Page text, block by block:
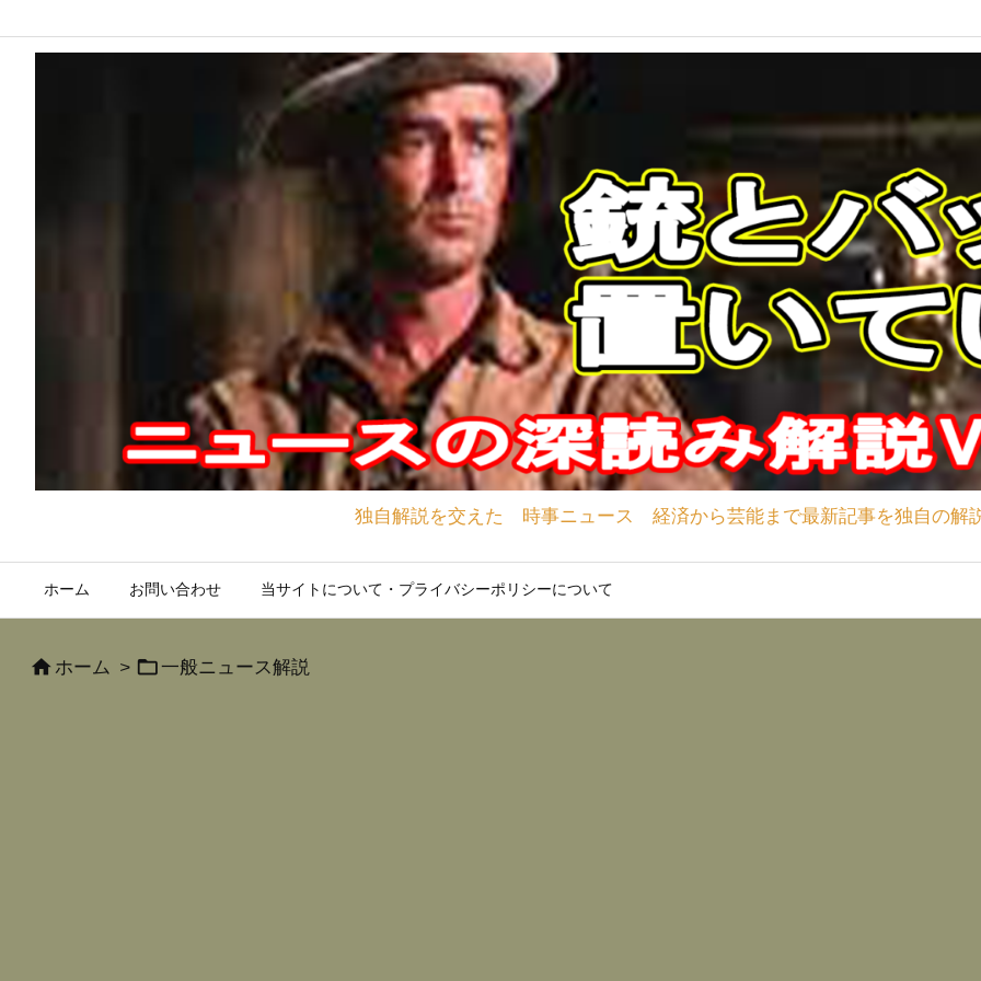
独自解説を交えた 時事ニュース 経済から芸能まで最新記事を独自の解
ホーム お問い合わせ 当サイトについて・プライバシーポリシーについて
 ホーム > 一般ニュース解説